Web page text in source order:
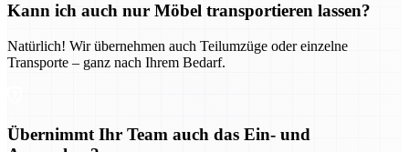
Kann ich auch nur Möbel transportieren lassen?
Natürlich! Wir übernehmen auch Teilumzüge oder einzelne
Transporte – ganz nach Ihrem Bedarf.
Übernimmt Ihr Team auch das Ein- und